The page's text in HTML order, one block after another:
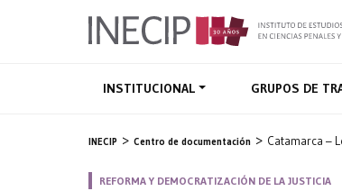
INSTITUCIONAL GRUPOS DE
INECIP Centro de documentación Catamarca –
REFORMA Y DEMOCRATIZACIÓN DE LA JUSTICIA